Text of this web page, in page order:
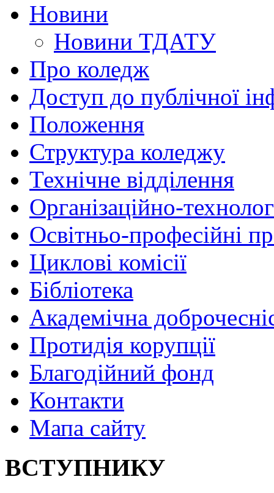
Новини
Новини ТДАТУ
Про коледж
Доступ до публічної
Положення
Структура коледжу
Технічне відділення
Організаційно-
Освітньо-професійні
Циклові комісії
Бібліотека
Академічна
Протидія корупції
Благодійний фонд
Контакти
Мапа сайту
ВСТУПНИКУ